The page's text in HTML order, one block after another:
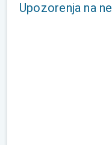
Upozorenja na